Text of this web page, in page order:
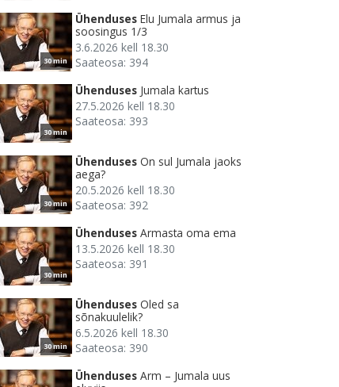
30 min
Ühenduses Elu Jumala armus ja
soosingus 1/3
3.6.2026 kell 18.30
Saateosa: 394
30 min
Ühenduses Jumala kartus
27.5.2026 kell 18.30
Saateosa: 393
30 min
Ühenduses On sul Jumala jaoks
aega?
20.5.2026 kell 18.30
Saateosa: 392
30 min
Ühenduses Armasta oma ema
13.5.2026 kell 18.30
Saateosa: 391
30 min
Ühenduses Oled sa
sõnakuulelik?
6.5.2026 kell 18.30
Saateosa: 390
Ühenduses Arm – Jumala uus